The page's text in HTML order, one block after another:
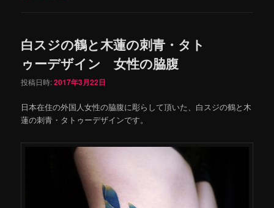
白スジの鶴と木蓮の刺青・タト
ゥーデザイン 女性の脇腹
投稿日時:2017年3月22日
日本在住の外国人女性の脇腹に彫らして頂いた、白スジの鶴と木
蓮の刺青・タトゥーデザインです。